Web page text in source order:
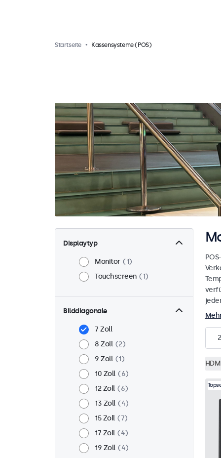
Startseite Kassensysteme (POS)
Displaytyp
Monitor
1
Touchscreen
1
Bilddiagonale
7 Zoll
8 Zoll
2
9 Zoll
1
10 Zoll
6
12 Zoll
6
13 Zoll
4
15 Zoll
7
17 Zoll
4
19 Zoll
4
2